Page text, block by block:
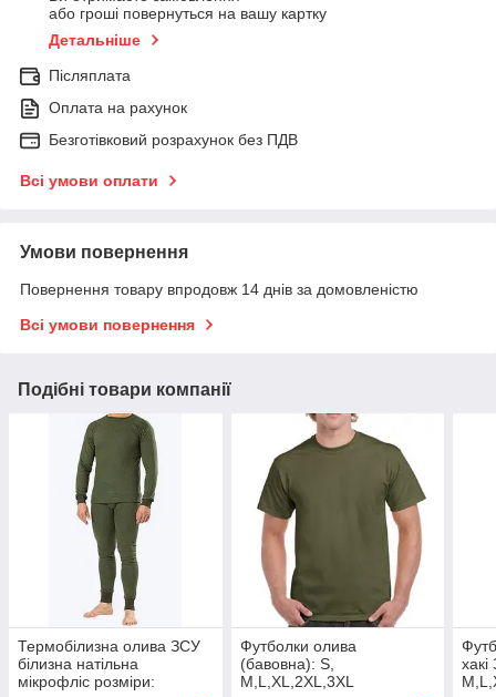
або гроші повернуться на вашу картку
Детальніше
Післяплата
Оплата на рахунок
Безготівковий розрахунок без ПДВ
Всі умови оплати
Умови повернення
Повернення товару впродовж 14 днів за домовленістю
Всі умови повернення
Подібні товари компанії
Термобілизна олива ЗСУ
білизна натільна
мікрофліс розміри:
Футболки олива
(бавовна): S,
M,L,XL,2XL,3XL